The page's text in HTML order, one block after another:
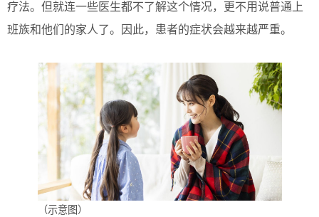
疗法。但就连一些医生都不了解这个情况，更不用说普通上
班族和他们的家人了。因此，患者的症状会越来越严重。
（示意图）